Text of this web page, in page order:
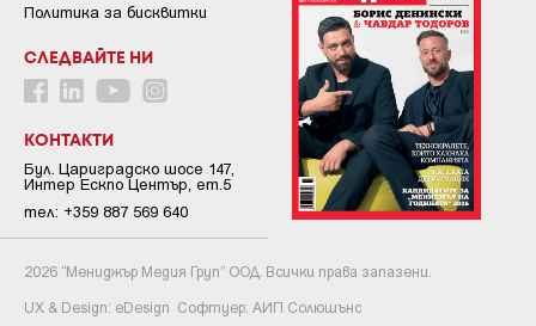
Политика за бисквитки
СЛЕДВАЙТЕ НИ
КОНТАКТИ
Бул. Цариградско шосе 147,
Интер Ескпо Център, ет.5
тел: +359 887 569 640
2026 “Мениджър Медия Груп” ООД. Всички права запазени.
UX & Design: eDesign Софтуер: АИП Солюшънс